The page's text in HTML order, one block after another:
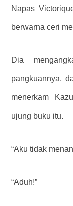
Napas
berwarna ceri
Dia
pangkuannya,
menerkam
ujung buku itu.
“Aku tidak
“Aduh!”